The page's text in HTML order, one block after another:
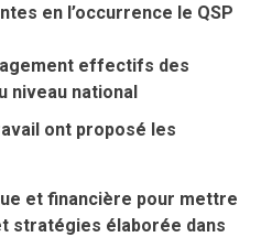
en l’occurrence le QSP
effectifs des
niveau national
ont proposé les
et financière pour mettre
stratégies élaborée dans